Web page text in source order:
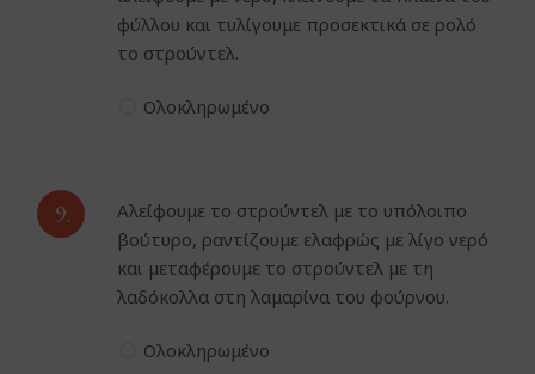
φύλλου και τυλίγουμε προσεκτικά σε ρολό
το στρούντελ.
Ολοκληρωμένο
9.
Αλείφουμε το στρούντελ με το υπόλοιπο
βούτυρο, ραντίζουμε ελαφρώς με λίγο νερό
και μεταφέρουμε το στρούντελ με τη
λαδόκολλα στη λαμαρίνα του φούρνου.
Ολοκληρωμένο